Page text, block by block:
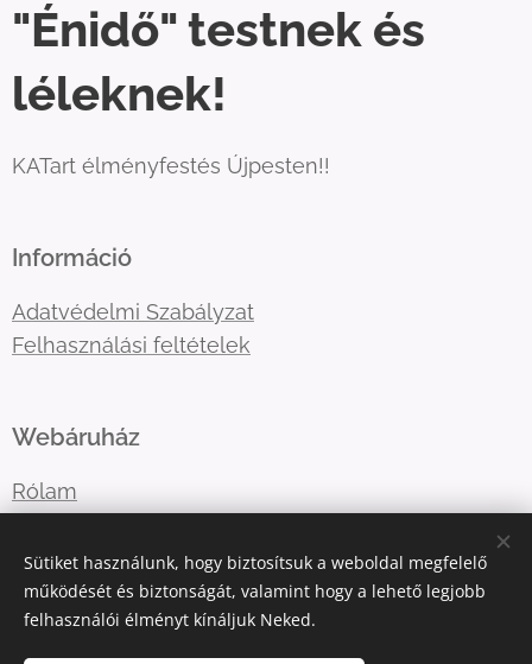
"Énidő" testnek és
léleknek!
KATart élményfestés Újpesten!!
Információ
Adatvédelmi Szabályzat
Felhasználási feltételek
Webáruház
Rólam
E-mail: katart.elmenyfestes@gmail.com
Sütiket használunk, hogy biztosítsuk a weboldal megfelelő
működését és biztonságát, valamint hogy a lehető legjobb
felhasználói élményt kínáljuk Neked.